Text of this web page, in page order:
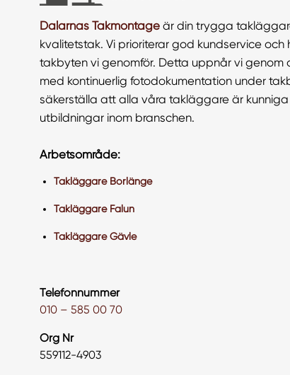
Dalarnas Takmontage är din trygga
kvalitetstak. Vi prioriterar god kundservice
takbyten vi genomför. Detta uppnår vi
med kontinuerlig fotodokumentation under
säkerställa att alla våra takläggare är
utbildningar inom branschen.
Arbetsområde:
Takläggare Borlänge
Takläggare Falun
Takläggare Gävle
Telefonnummer
010 – 585 00 70
Org Nr
559112-4903